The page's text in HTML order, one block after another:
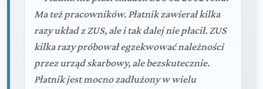
Ma też pracowników. Płatnik zawierał kilka
razy układ z ZUS, ale i tak dalej nie płacił. ZUS
kilka razy próbował egzekwować należności
przez urząd skarbowy, ale bezskutecznie.
Płatnik jest mocno zadłużony w wielu